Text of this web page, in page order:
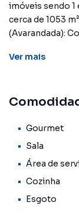
imóveis sendo
cerca de 1053
(Avarandada):
social;Casa 2
construção
sendo uma
área de luz,
visita com um
Os imóveis
alterações em
Ver mais
Gourmet
Sala
Área de
Cozinha
Esgoto